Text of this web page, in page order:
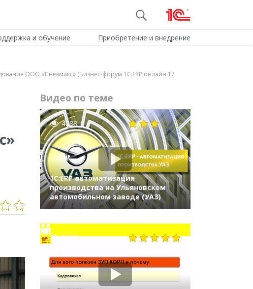
и обучение Приобретение и внедрение
ООО «Пневмакс» (Бизнес-форум 1С:ERP онлайн 17
Видео по теме
4288
1С:ERP автоматизация
производства на Ульяновском
автомобильном заводе (УАЗ)
2982